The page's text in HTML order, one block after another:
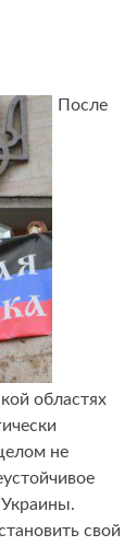
После
областях
не
Украины.
свой